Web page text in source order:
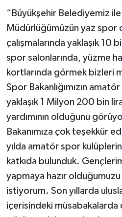
“Büyükşehir Belediyemiz
Müdürlüğümüzün yaz spor
çalışmalarında yaklaşık 10
spor salonlarında, yüzme
kortlarında görmek bizleri
Spor Bakanlığımızın
yaklaşık 1 Milyon 200 bin
yardımının olduğunu
Bakanımıza çok teşekkür
yılda amatör spor
katkıda bulunduk.
yapmaya hazır
istiyorum. Son yıllarda
içerisindeki